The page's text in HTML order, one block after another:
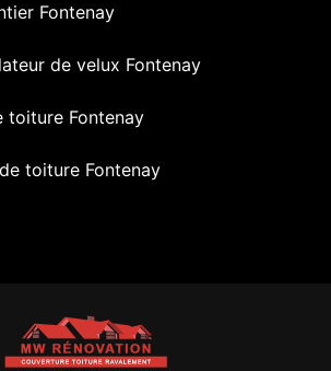
Fontenay
de velux Fontenay
toiture Fontenay
toiture Fontenay